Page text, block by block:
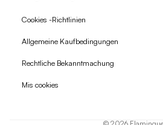
Cookies -Richtlinien
Allgemeine Kaufbedingungen
Rechtliche Bekanntmachung
Mis cookies
Widerrufsrecht